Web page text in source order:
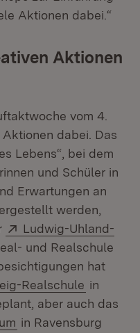
Aktionen dabei.“
Aktionen
vom 4.
dabei. Das
Lebens“, bei dem
und Schüler in
Erwartungen an
werden,
Extern:
Ludwig-Uhland-
und Realschule
hat
Realschule (Öffnet
in
aber auch das
(Öffnet in neuem
in Ravensburg